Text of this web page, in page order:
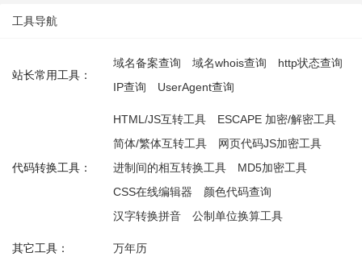
工具导航
站长常用工具：
域名备案查询 域名whois查询
http状态查询
IP查询
UserAgent查询
代码转换工具：
HTML/JS互转工具
ESCAPE 加密/解密工具
简体/繁体互转工具
网页代码JS加密工具
进制间的相互转换工具
MD5加密工具
CSS在线编辑器
颜色代码查询
汉字转换拼音
公制单位换算工具
其它工具： 万年历